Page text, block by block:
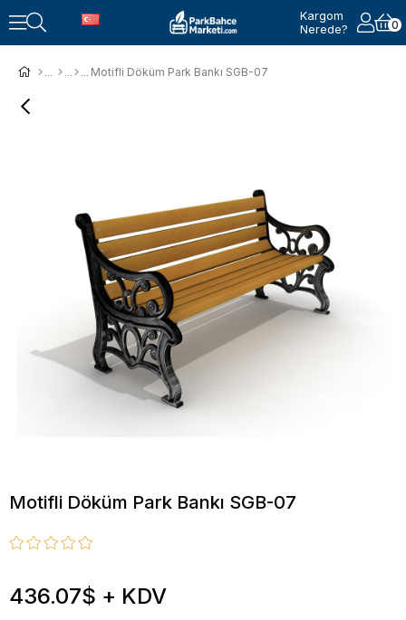
0
Kargom
Nerede?
Motifli Döküm Park Bankı SGB-07
Motifli Döküm Park Bankı SGB-07
436.07$ + KDV